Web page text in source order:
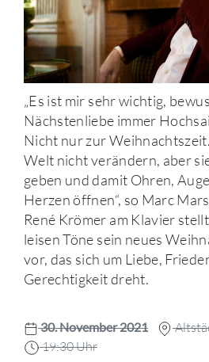
„Es ist mir sehr wichtig,
Nächstenliebe immer
Nicht nur zur
Welt nicht verändern, aber
geben und damit Ohren,
Herzen öffnen“, so Marc
René Krömer am Klavier
leisen Töne sein neues
vor, das sich um Liebe,
Gerechtigkeit dreht.
30. November 2021
19:30 Uhr